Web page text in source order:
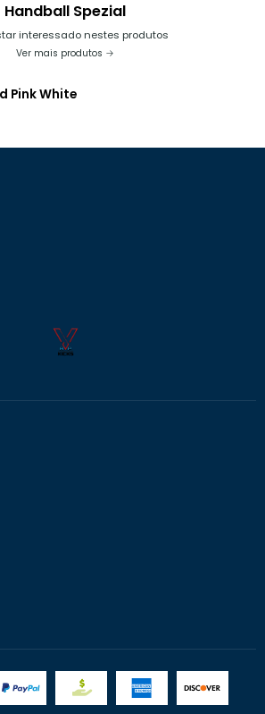
Handball Spezial
interessado nestes produtos
Ver mais produtos
Pink White